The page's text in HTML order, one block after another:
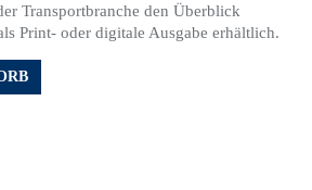
Transportbranche den Überblick
Print- oder digitale Ausgabe erhältlich.